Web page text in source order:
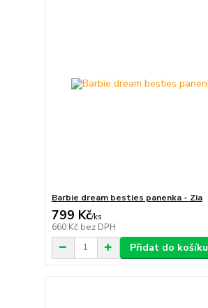
Barbie dream besties panenka - Zia
799 Kč/ks
660 Kč bez DPH
Přidat do košíku